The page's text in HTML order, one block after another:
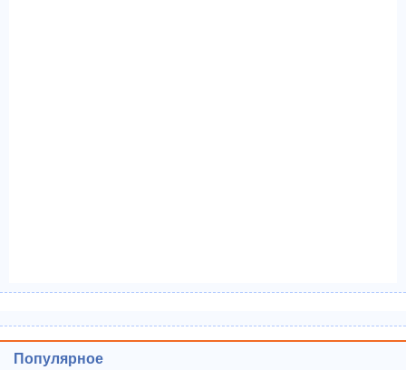
Популярное